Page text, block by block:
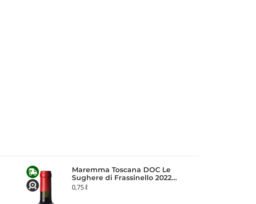
Maremma Toscana DOC Le
Sughere di Frassinello 2022
Rocca di Frassinello
0,75 ℓ